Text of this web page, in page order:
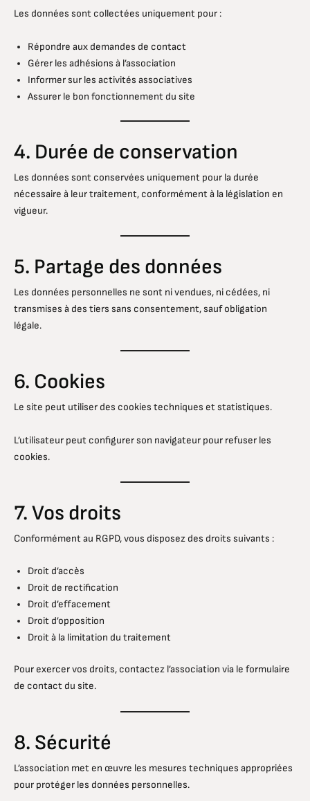
Les données sont collectées uniquement pour :
Répondre aux demandes de contact
Gérer les adhésions à l’association
Informer sur les activités associatives
Assurer le bon fonctionnement du site
4. Durée de conservation
Les données sont conservées uniquement pour la durée
nécessaire à leur traitement, conformément à la législation en
vigueur.
5. Partage des données
Les données personnelles ne sont ni vendues, ni cédées, ni
transmises à des tiers sans consentement, sauf obligation
légale.
6. Cookies
Le site peut utiliser des cookies techniques et statistiques.
L’utilisateur peut configurer son navigateur pour refuser les
cookies.
7. Vos droits
Conformément au RGPD, vous disposez des droits suivants :
Droit d’accès
Droit de rectification
Droit d’effacement
Droit d’opposition
Droit à la limitation du traitement
Pour exercer vos droits, contactez l’association via le formulaire
de contact du site.
8. Sécurité
L’association met en œuvre les mesures techniques appropriées
pour protéger les données personnelles.